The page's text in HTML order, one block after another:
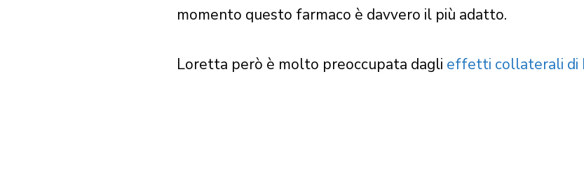
momento questo farmaco è davvero il più adatto.
Loretta però è molto preoccupata dagli effetti collaterali di